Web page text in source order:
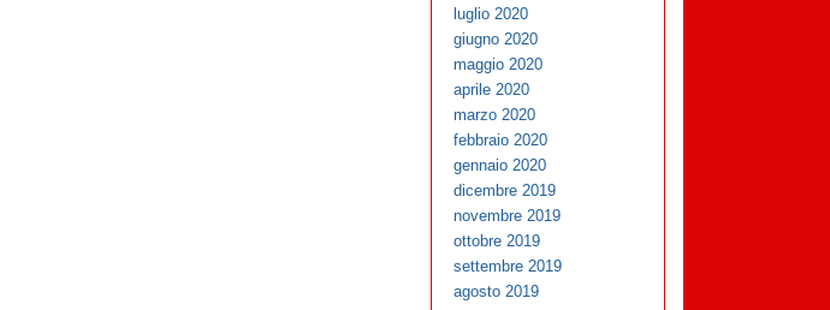
luglio 2020
giugno 2020
maggio 2020
aprile 2020
marzo 2020
febbraio 2020
gennaio 2020
dicembre 2019
novembre 2019
ottobre 2019
settembre 2019
agosto 2019